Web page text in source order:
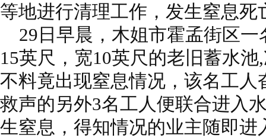
等地进行清理工作，发生窒息死
29日早晨，木姐市霍孟街区一
15英尺，宽10英尺的老旧蓄水
不料竟出现窒息情况，该名工人
救声的另外3名工人便联合进入
生窒息，得知情况的业主随即进